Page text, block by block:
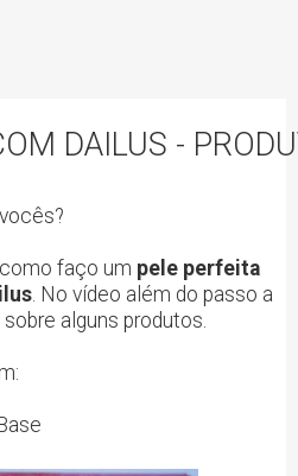
DAILUS -
faço um pele perfeita
. No vídeo além do passo a
alguns produtos.